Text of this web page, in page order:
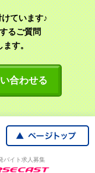
ています♪
るご質問
ます。
合わせる
バイト求人募集